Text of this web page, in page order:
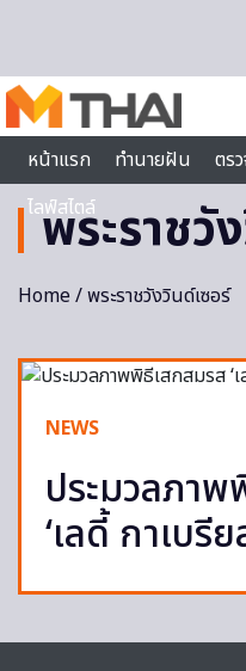
หน้าแรก
ทำนายฝัน ตร
ไลฟ์สไตล์
พระราชวั
Home/ พระราชวังวินด์เซอร์
NEWS
ประมวลภา
‘เลดี้ กาเบรี